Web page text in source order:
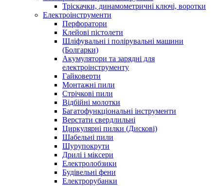
Тріскачки, динамометричні ключі, воротки
Електроінструменти
Перфоратори
Клейові пістолети
Шліфувальні і полірувальні машини
(Болгарки)
Акумулятори та зарядні для
електроінструменту
Гайковерти
Монтажні пили
Стрічкові пили
Відбійні молотки
Багатофункціональні інструменти
Верстати свердлильні
Циркулярні пилки (Дискові)
Шабельні пили
Шурупокрути
Дрилі і міксери
Електролобзики
Будівельні фени
Електрорубанки